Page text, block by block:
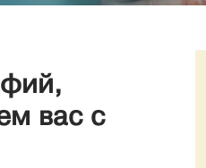
вас с